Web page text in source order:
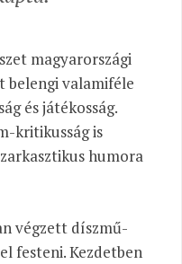
magyarországi
belengi valamiféle
és játékosság.
kritikusság is
humora
végzett díszmű-
festeni. Kezdetben